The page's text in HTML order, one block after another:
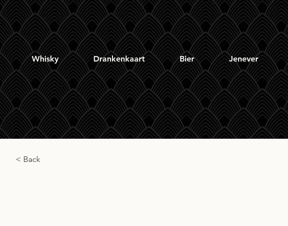
Whisky Drankenkaart Bier Jenever
< Back